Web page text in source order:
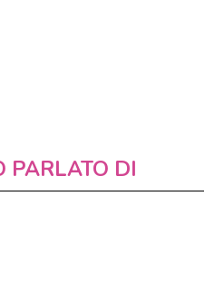
PARLATO DI